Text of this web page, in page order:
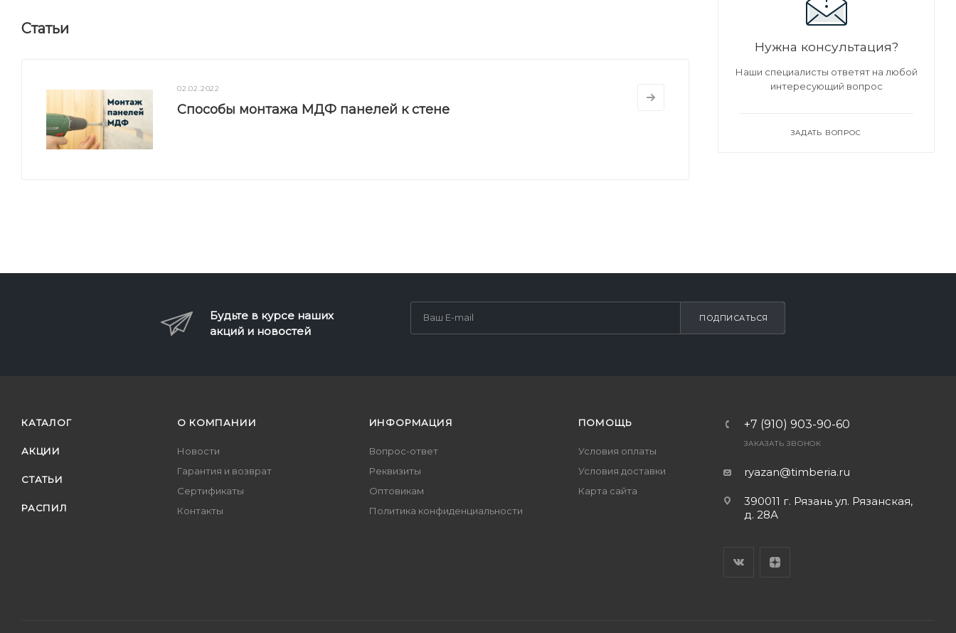
Статьи
02.02.2022
Способы монтажа МДФ панелей к стене
Нужна консультация?
Наши специалисты ответят на любой
интересующий вопрос
ЗАДАТЬ ВОПРОС
Будьте в курсе наших
акций и новостей
ПОДПИСАТЬСЯ
КАТАЛОГ
АКЦИИ
СТАТЬИ
РАСПИЛ
О КОМПАНИИ
Новости
Гарантия и возврат
Сертификаты
Контакты
ИНФОРМАЦИЯ
Вопрос-ответ
Реквизиты
Оптовикам
Политика конфиденциальности
ПОМОЩЬ
Условия оплаты
Условия доставки
Карта сайта
+7 (910) 903-90-60
ЗАКАЗАТЬ ЗВОНОК
ryazan@timberia.ru
390011 г. Рязань ул. Рязанская,
д. 28А